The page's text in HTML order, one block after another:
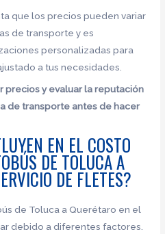
que los precios pueden variar
de transporte y es
personalizadas para
a tus necesidades.
precios y evaluar la reputación
de transporte antes de hacer
EN EL COSTO
DE TOLUCA A
DE FLETES?
de Toluca a Querétaro en el
debido a diferentes factores.